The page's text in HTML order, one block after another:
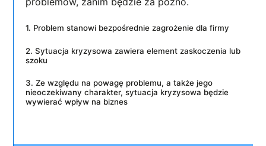
1. Problem stanowi bezpośrednie zagrożenie dla firmy
2. Sytuacja kryzysowa zawiera element zaskoczenia lub
szoku
3. Ze względu na powagę problemu, a także jego
nieoczekiwany charakter, sytuacja kryzysowa będzie
wywierać wpływ na biznes